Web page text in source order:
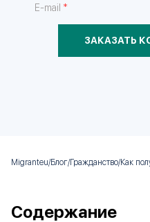
E-mail *
ЗАКАЗАТЬ
Migranteu/Блог/Гражданство/Как
Содержание